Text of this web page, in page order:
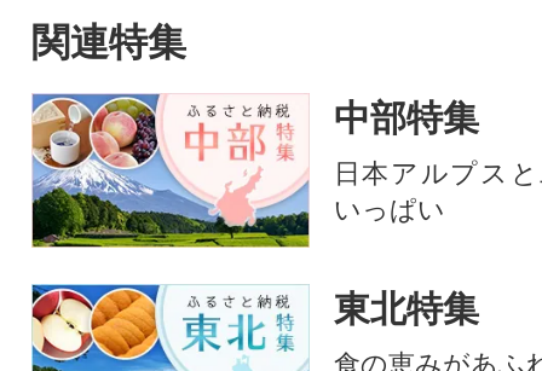
関連特集
中部特集
日本アルプス
いっぱい
東北特集
食の恵みがあふ